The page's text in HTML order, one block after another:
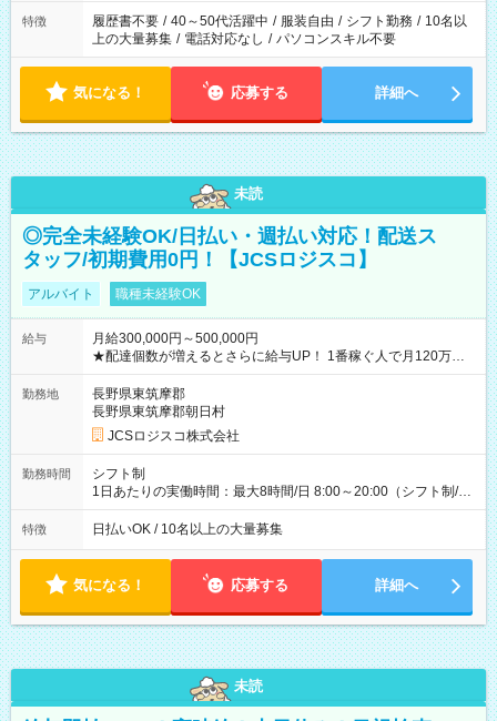
特徴 履歴書不要 / 40～50代活躍中 / 服装自由 / シフト勤務 / 10名以
上の大量募集 / 電話対応なし / パソコンスキル不要
気になる！ 応募する 詳細へ
未読
◎完全未経験OK/日払い・週払い対応！配送ス
タッフ/初期費用0円！【JCSロジスコ】
アルバイト 職種未経験OK
給与
月給300,000円～500,000円
★配達個数が増えるとさらに給与UP！ 1番稼ぐ人で月120万ほ
ど！ ・主要都市エリア 月収55万円／週5日稼働 月収65万~112
万円／週6日稼働 ・地方郊外エリア 月収40万円／週5日稼働 月
収40万円~50万円／週6日稼働 ＜モデルイメージ＞ ■月収50万
円 (27歳男性/江東区在住)※元建築関係 1日150個配達×25日勤務
(日休み) ■月収80万円(43歳男性/墨田区在住)※元営業 1日200個
勤務地
長野県東筑摩郡
長野県東筑摩郡朝日村
JCSロジスコ株式会社
勤務時間
シフト制
1日あたりの実働時間：最大8時間/日 8:00～20:00（シフト制/実
働8時間） ※週5日勤務（場所次第では週4も有り） ※配達状況
によって時間外での勤務可能性有り ※案件により多少の前後あ
特徴 日払いOK / 10名以上の大量募集
気になる！ 応募する 詳細へ
未読